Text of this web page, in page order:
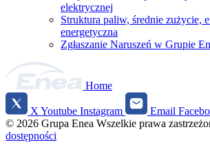
elektrycznej
Struktura paliw, średnie zużycie,
energetyczna
Zgłaszanie Naruszeń w Grupie
Home
Social
media
X Youtube Instagram Email
© 2026 Grupa Enea Wszelkie prawa
dostępności